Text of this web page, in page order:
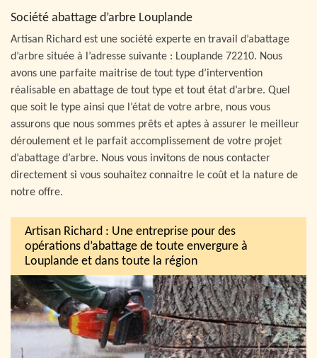
Société abattage d’arbre Louplande
Artisan Richard est une société experte en travail d’abattage
d’arbre située à l’adresse suivante : Louplande 72210. Nous
avons une parfaite maitrise de tout type d’intervention
réalisable en abattage de tout type et tout état d’arbre. Quel
que soit le type ainsi que l’état de votre arbre, nous vous
assurons que nous sommes prêts et aptes à assurer le meilleur
déroulement et le parfait accomplissement de votre projet
d’abattage d’arbre. Nous vous invitons de nous contacter
directement si vous souhaitez connaitre le coût et la nature de
notre offre.
Artisan Richard : Une entreprise pour des
opérations d’abattage de toute envergure à
Louplande et dans toute la région